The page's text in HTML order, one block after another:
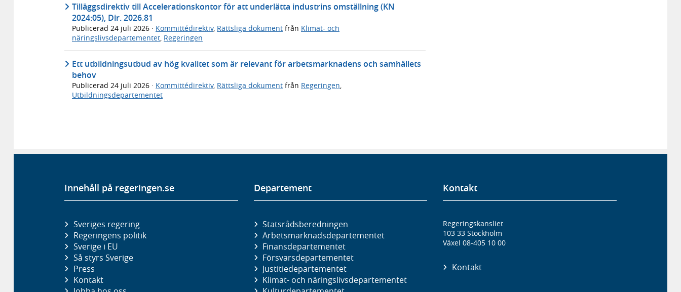
Tilläggsdirektiv till Accelerationskontor för att underlätta industrins omställning (KN
2024:05), Dir. 2026.81
Publicerad 24 juli 2026 · Kommittédirektiv, Rättsliga dokument från Klimat- och
näringslivsdepartementet Regeringen
Ett utbildningsutbud av hög kvalitet som är relevant för arbetsmarknadens och samhällets
behov
Publicerad 24 juli 2026 · Kommittédirektiv, Rättsliga dokument från Regeringen,
Utbildningsdepartementet
Innehåll på regeringen.se
Sveriges regering
Regeringens politik
Sverige i EU
Så styrs Sverige
Press
Kontakt
Departement
Statsrådsberedningen
Arbetsmarknads­departementet
Finans­departementet
Försvars­departementet
Justitie­departementet
Klimat- och näringslivs­departementet
Kontakt
Regeringskansliet
103 33 Stockholm
Växel 08-405 10 00
Kontakt